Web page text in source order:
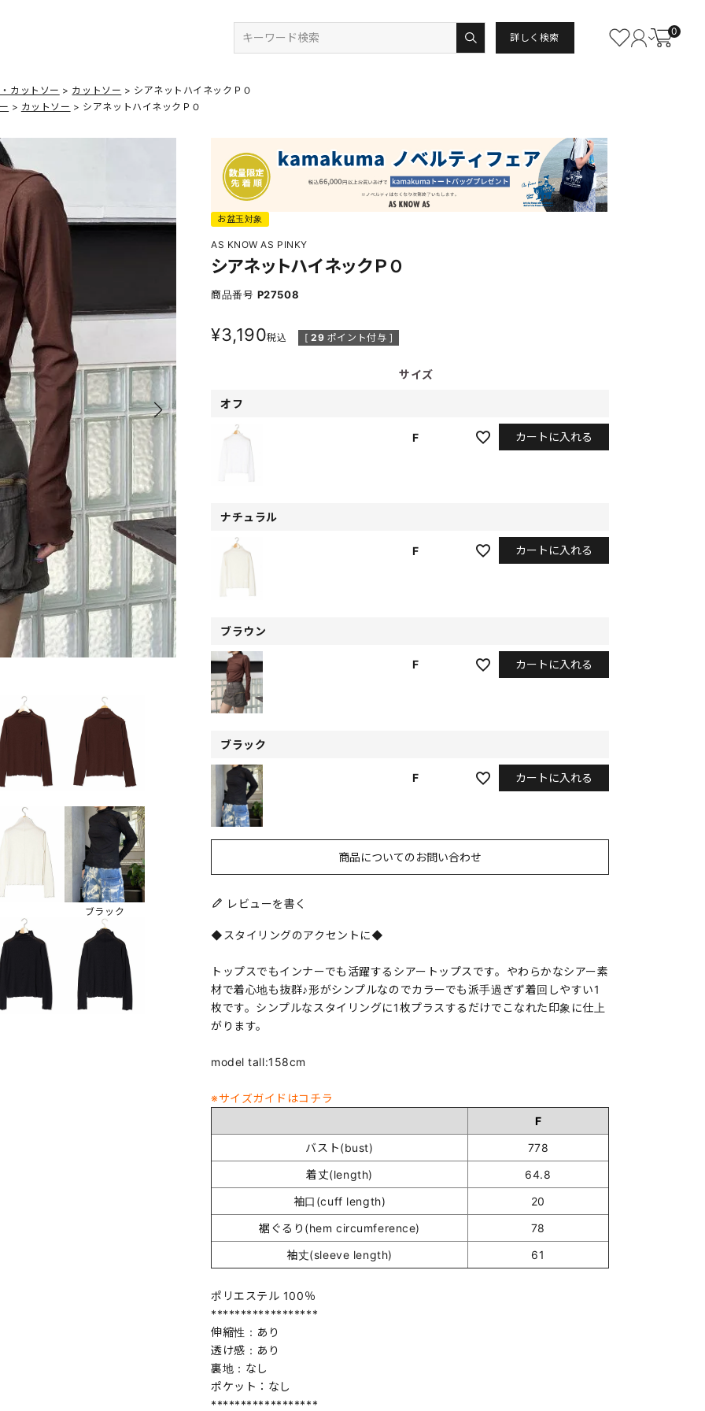
詳しく検索
0
カットソー カットソー
シアネットハイネックＰＯ
カットソー シアネットハイネックＰＯ
ブラック
お盆玉対象
AS KNOW AS PINKY
シアネットハイネックＰＯ
商品番号 P27508
¥3,190税込 [ 29 ポイント付与 ]
サイズ
オフ
F カートに入れる
ナチュラル
F カートに入れる
ブラウン
F カートに入れる
ブラック
F カートに入れる
商品についてのお問い合わせ
レビューを書く
◆スタイリングのアクセントに◆
トップスでもインナーでも活躍するシアートップスです。やわらかなシアー素
材で着心地も抜群♪形がシンプルなのでカラーでも派手過ぎず着回しやすい1
枚です。シンプルなスタイリングに1枚プラスするだけでこなれた印象に仕上
がります。
model tall:158cm
※サイズガイドはコチラ
F
バスト(bust)
778
着丈(length)
64.8
袖口(cuff length)
20
裾ぐるり(hem circumference)
78
袖丈(sleeve length)
61
ポリエステル 100％
******************
伸縮性：あり
透け感：あり
裏地：なし
ポケット：なし
******************